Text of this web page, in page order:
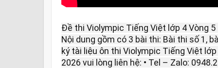
Đề thi Violympic Tiếng Việt lớp 4 Vòng
Nội dung gồm có 3 bài thi: Bài thi số 1,
ký tài liệu ôn thi Violympic Tiếng Việt
2026 vui lòng liên hệ: • Tel – Zalo: